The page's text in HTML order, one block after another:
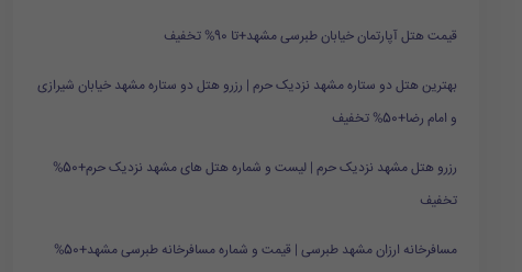
قیمت هتل آپارتمان خیابان طبرسی مشهد+تا 90% تخفیف
بهترین هتل دو ستاره مشهد نزدیک حرم | رزرو هتل دو ستاره مشهد خیابان شیرازی
و امام رضا+50% تخفیف
رزرو هتل مشهد نزدیک حرم | لیست و شماره هتل های مشهد نزدیک حرم+50%
تخفیف
مسافرخانه ارزان مشهد طبرسی | قیمت و شماره مسافرخانه طبرسی مشهد+50%